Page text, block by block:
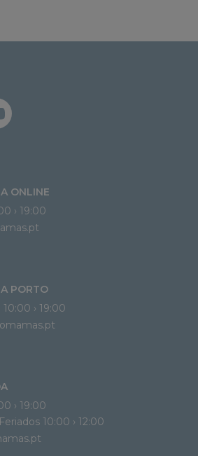
ONLINE
› 19:00
PORTO
› 19:00
› 19:00
10:00 › 12:00